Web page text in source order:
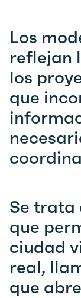
Los
reflejan
los
que
Se trata
que
ciudad
real,
que